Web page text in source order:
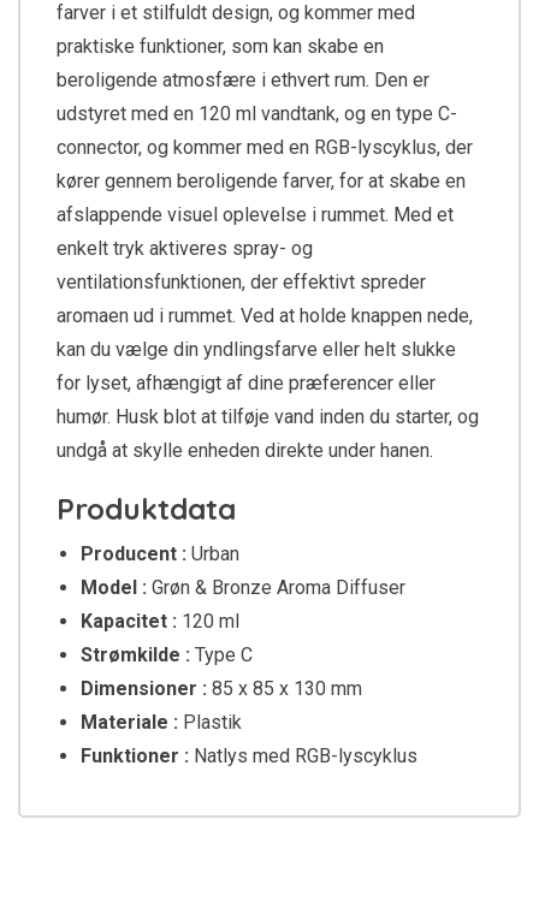
farver i et stilfuldt design, og kommer med
praktiske funktioner, som kan skabe en
beroligende atmosfære i ethvert rum. Den er
udstyret med en 120 ml vandtank, og en type C-
connector, og kommer med en RGB-lyscyklus, der
kører gennem beroligende farver, for at skabe en
afslappende visuel oplevelse i rummet. Med et
enkelt tryk aktiveres spray- og
ventilationsfunktionen, der effektivt spreder
aromaen ud i rummet. Ved at holde knappen nede,
kan du vælge din yndlingsfarve eller helt slukke
for lyset, afhængigt af dine præferencer eller
humør. Husk blot at tilføje vand inden du starter, og
undgå at skylle enheden direkte under hanen.
Produktdata
Producent : Urban
Model : Grøn & Bronze Aroma Diffuser
Kapacitet : 120 ml
Strømkilde : Type C
Dimensioner : 85 x 85 x 130 mm
Materiale : Plastik
Funktioner : Natlys med RGB-lyscyklus